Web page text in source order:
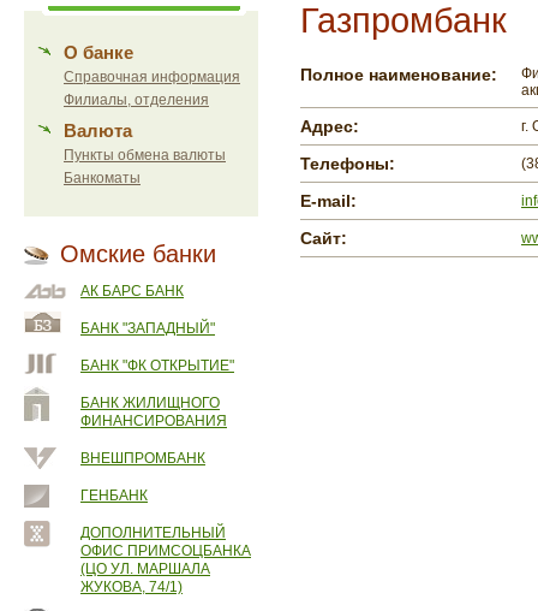
О банке
Справочная информация
Филиалы, отделения
Валюта
Пункты обмена валюты
Банкоматы
Омские банки
АК БАРС БАНК
БАНК "ЗАПАДНЫЙ"
БАНК "ФК ОТКРЫТИЕ"
БАНК ЖИЛИЩНОГО
ФИНАНСИРОВАНИЯ
ВНЕШПРОМБАНК
ГЕНБАНК
ДОПОЛНИТЕЛЬНЫЙ
ОФИС ПРИМСОЦБАНКА
(ЦО УЛ. МАРШАЛА
ЖУКОВА, 74/1)
Газпромбанк
Полное наименование:
Адрес: г.
Телефоны:
E-mail:
Сайт: